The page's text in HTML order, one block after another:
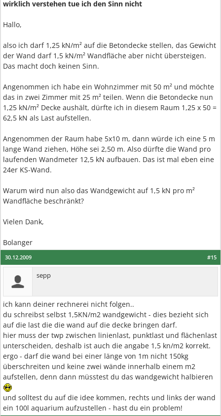
wirklich verstehen tue ich den Sinn nicht
Hallo,
also ich darf 1,25 kN/m² auf die Betondecke stellen, das Gewicht
der Wand darf 1,5 kN/m² Wandfläche aber nicht übersteigen.
Das macht doch keinen Sinn.
Angenommen ich habe ein Wohnzimmer mit 50 m² und möchte
das in zwei Zimmer mit 25 m² teilen. Wenn die Betondecke nun
1,25 kN/m² Decke aushält, dürfte ich in diesem Raum 1,25 x 50 =
62,5 kN als Last aufstellen.
Angenommen der Raum habe 5x10 m, dann würde ich eine 5 m
lange Wand ziehen, Höhe sei 2,50 m. Also dürfte die Wand pro
laufenden Wandmeter 12,5 kN aufbauen. Das ist mal eben eine
24er KS-Wand.
Warum wird nun also das Wandgewicht auf 1,5 kN pro m²
Wandfläche beschränkt?
Vielen Dank,
Bolanger
#15
30.12.2009
sepp
ich kann deiner rechnerei nicht folgen..
du schreibst selbst 1,5KN/m2 wandgewicht - dies bezieht sich
auf die last die die wand auf die decke bringen darf.
hier muss der twp zwischen linienlast, punktlast und flächenlast
unterscheiden, deshalb ist auch die angabe 1,5 kn/m2 korrekt.
ergo - darf die wand bei einer länge von 1m nicht 150kg
überschreiten und keine zwei wände innerhalb einem m2
aufstellen, denn dann müsstest du das wandgewicht halbieren
und solltest du auf die idee kommen, rechts und links der wand
ein 100l aquarium aufzustellen - hast du ein problem!